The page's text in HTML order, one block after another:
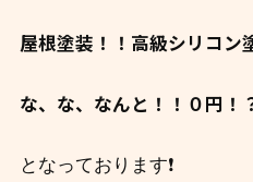
屋根塗装！！高級シリコン
な、な、なんと！！０円！
となっております❗